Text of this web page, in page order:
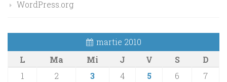
WordPress.org
martie 2010
L
Ma Mi J V S
D
1
2 3 4 5 6
7